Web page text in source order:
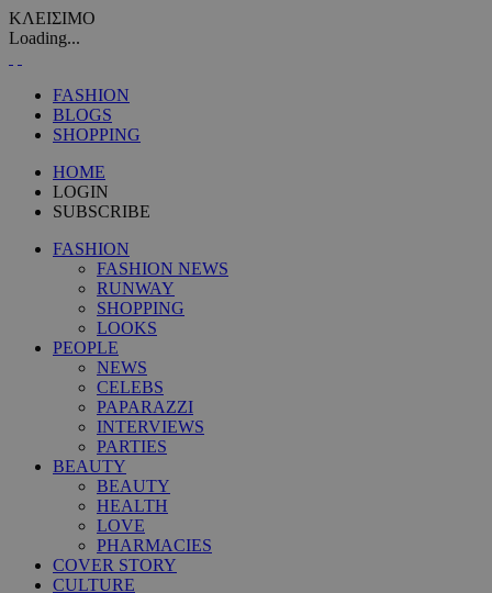
ΚΛΕΙΣΙΜΟ
Loading...
FASHION
BLOGS
SHOPPING
HOME
LOGIN
SUBSCRIBE
FASHION
FASHION NEWS
RUNWAY
SHOPPING
LOOKS
PEOPLE
NEWS
CELEBS
PAPARAZZI
INTERVIEWS
PARTIES
BEAUTY
BEAUTY
HEALTH
LOVE
PHARMACIES
COVER STORY
CULTURE